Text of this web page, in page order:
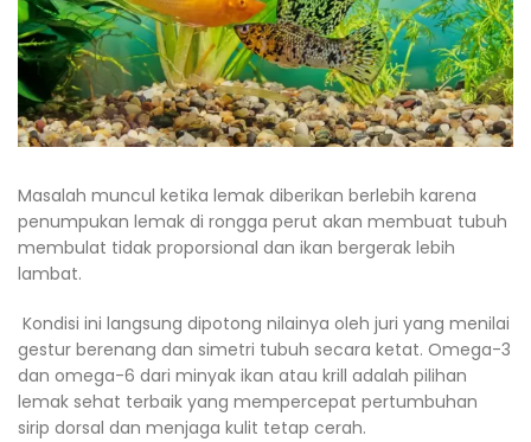
Masalah muncul ketika lemak diberikan berlebih karena
penumpukan lemak di rongga perut akan membuat tubuh
membulat tidak proporsional dan ikan bergerak lebih
lambat.
Kondisi ini langsung dipotong nilainya oleh juri yang menilai
gestur berenang dan simetri tubuh secara ketat. Omega-3
dan omega-6 dari minyak ikan atau krill adalah pilihan
lemak sehat terbaik yang mempercepat pertumbuhan
sirip dorsal dan menjaga kulit tetap cerah.